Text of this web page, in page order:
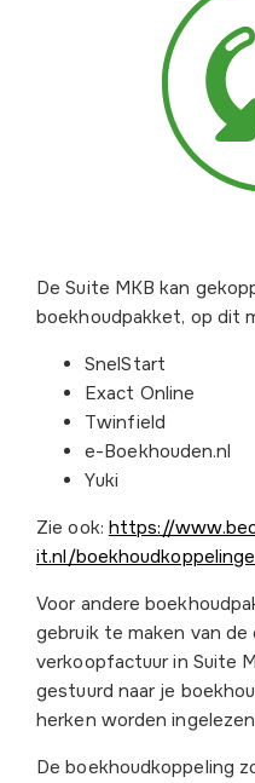
De Suite MKB kan
boekhoudpakket, op dit
SnelStart
Exact Online
Twinfield
e-Boekhouden.nl
Yuki
Zie ook: https://
it.nl/
Voor andere
gebruik te maken van de
verkoopfactuur in Suite
gestuurd naar je
herken worden
De boekhoudkoppeling